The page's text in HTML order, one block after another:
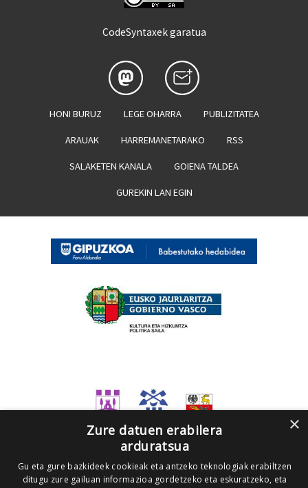
CodeSyntaxek garatua
HONI BURUZ LEGE OHARRA PUBLIZITATEA
ARAUAK HARREMANETARAKO RSS
SALAKETEN KANALA GOIENA TALDEA
GUREKIN LAN EGIN
×
Zure datuen erabilera
arduratsua
Gu eta gure bazkideek cookieak eta antzeko teknologiak erabiltzen
ditugu zure gailuan informazioa gordetzeko eta eskuratzeko, eta